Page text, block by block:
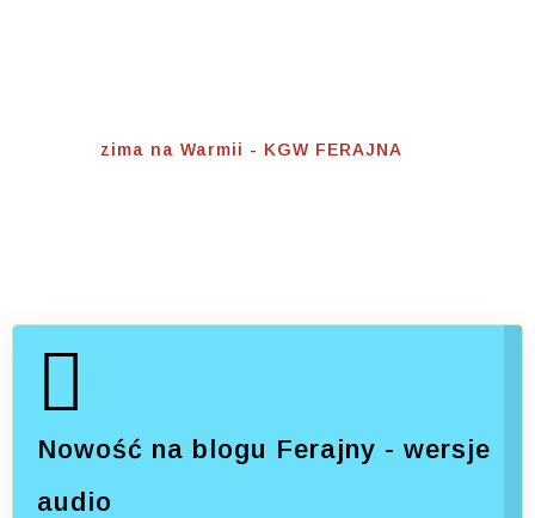
zima na Warmii - KGW FERAJNA
Nowość na blogu Ferajny - wersje
audio